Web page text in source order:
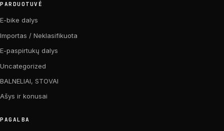
PARDUOTUVĖ
E-bike dalys
Importas / Neklasifikuota
E-paspirtukų dalys
Uncategorized
BALNELIAI, STOVAI
Ašys ir konusai
PAGALBA